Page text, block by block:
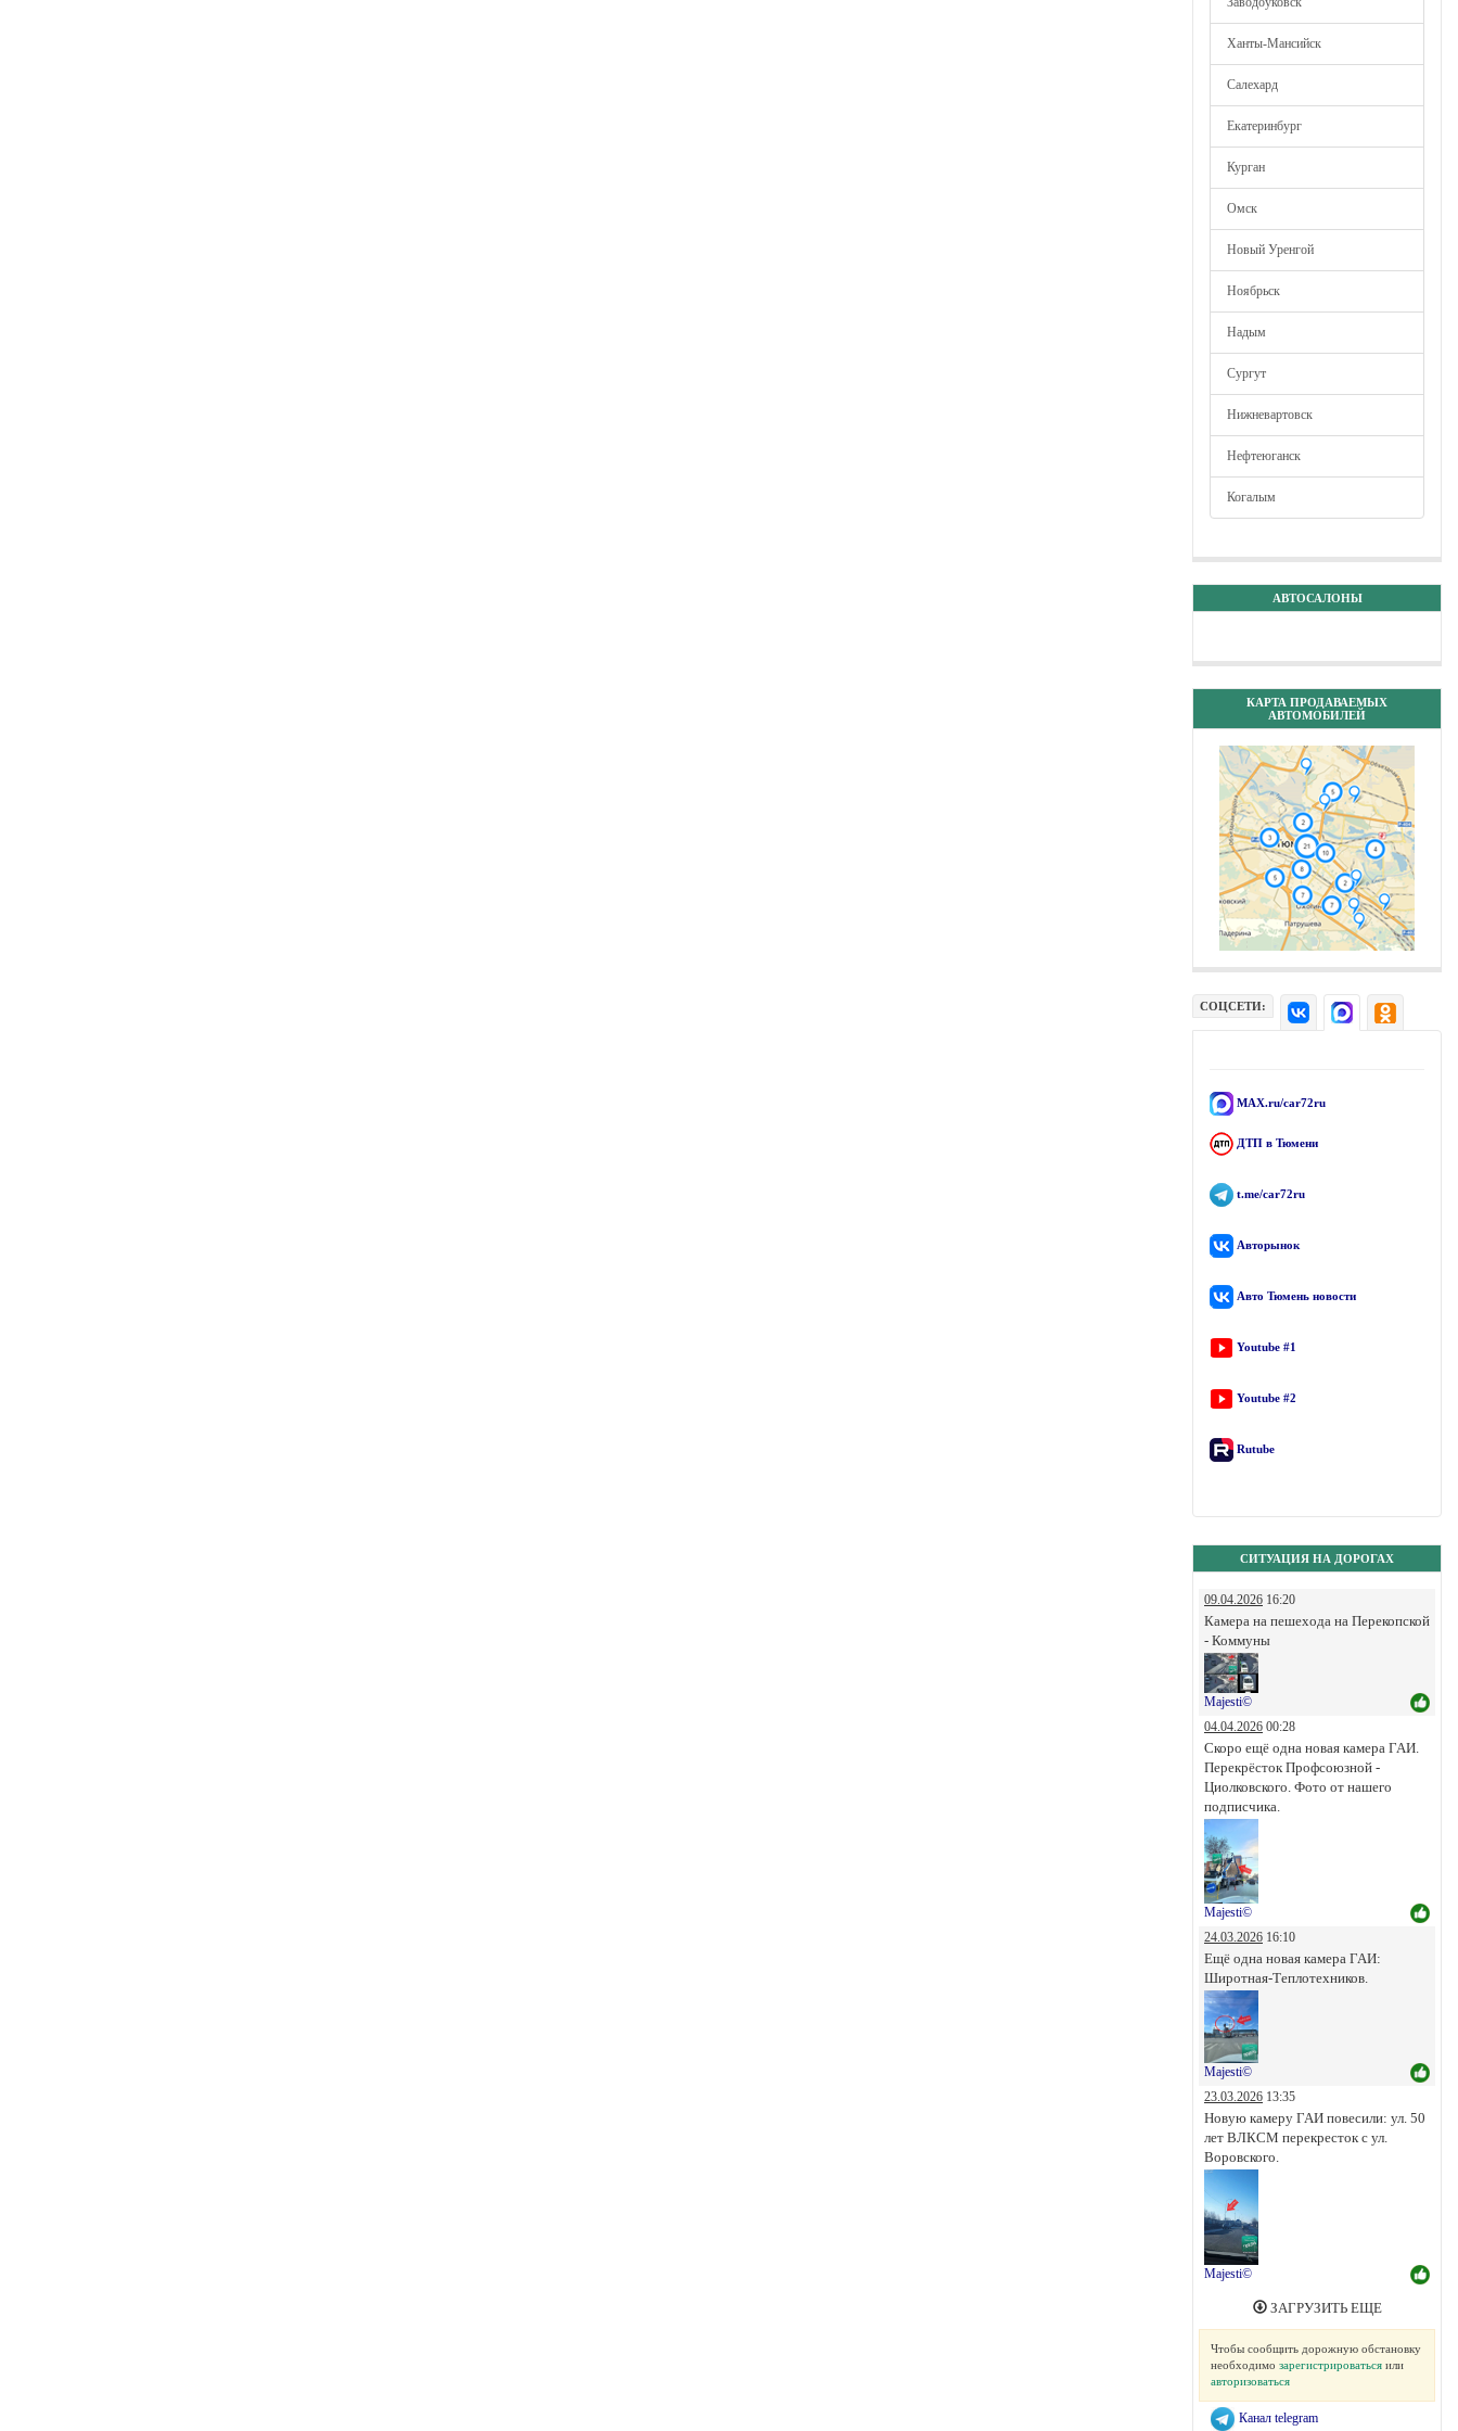
Ханты-Мансийск
Салехард
Екатеринбург
Курган
Омск
Новый Уренгой
Ноябрьск
Надым
Сургут
Нижневартовск
Нефтеюганск
Когалым
АВТОСАЛОНЫ
КАРТА ПРОДАВАЕМЫХ
АВТОМОБИЛЕЙ
СОЦСЕТИ:
MAX.ru/car72ru
ДТП в Тюмени
t.me/car72ru
Авторынок
Авто Тюмень новости
Youtube #1
Youtube #2
Rutube
СИТУАЦИЯ НА ДОРОГАХ
09.04.2026 16:20
Камера на пешехода на Перекопской
- Коммуны
Majesti©
04.04.2026 00:28
Скоро ещё одна новая камера ГАИ.
Перекрёсток Профсоюзной -
Циолковского. Фото от нашего
подписчика.
Majesti©
24.03.2026 16:10
Ещё одна новая камера ГАИ:
Широтная-Теплотехников.
Majesti©
23.03.2026 13:35
Новую камеру ГАИ повесили: ул. 50
лет ВЛКСМ перекресток с ул.
Воровского.
Majesti©
ЗАГРУЗИТЬ ЕЩЕ
Чтобы сообщить дорожную обстановку
необходимо зарегистрироваться или
авторизоваться
Канал telegram